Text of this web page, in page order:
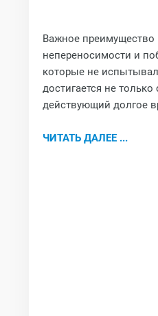
Важное преимущество
непереносимости и
которые не
достигается не
действующий долгое
ЧИТАТЬ ДАЛЕЕ ...